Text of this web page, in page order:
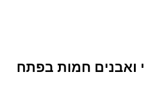
ואבנים חמות בפתח